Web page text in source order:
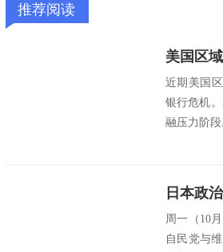
推荐阅读
近期美国
银行危机
融压力阶
周一（10
自民党与